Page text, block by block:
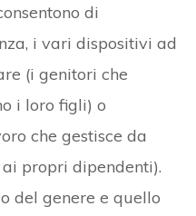
di
i vari dispositivi ad
(i genitori che
i loro figli) o
che gestisce da
propri dipendenti).
del genere e quello